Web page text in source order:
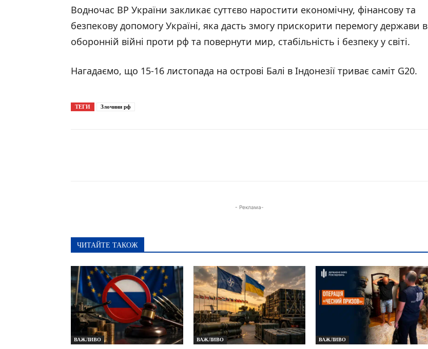
Водночас ВР України закликає суттєво наростити економічну, фінансову та
безпекову допомогу Україні, яка дасть змогу прискорити перемогу держави в
оборонній війні проти рф та повернути мир, стабільність і безпеку у світі.
Нагадаємо, що 15-16 листопада на острові Балі в Індонезії триває саміт G20.
ТЕГИ Злочини рф
- Реклама-
ЧИТАЙТЕ ТАКОЖ
ВАЖЛИВО ВАЖЛИВО ВАЖЛИВО